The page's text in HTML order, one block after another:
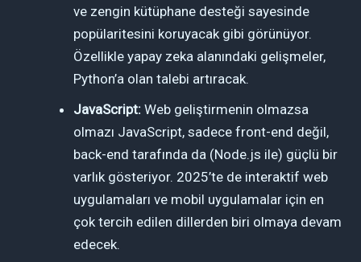
ve zengin kütüphane desteği sayesinde
popülaritesini koruyacak gibi görünüyor.
Özellikle yapay zeka alanındaki gelişmeler,
Python’a olan talebi artıracak.
JavaScript: Web geliştirmenin olmazsa
olmazı JavaScript, sadece front-end değil,
back-end tarafında da (Node.js ile) güçlü bir
varlık gösteriyor. 2025’te de interaktif web
uygulamaları ve mobil uygulamalar için en
çok tercih edilen dillerden biri olmaya devam
edecek.